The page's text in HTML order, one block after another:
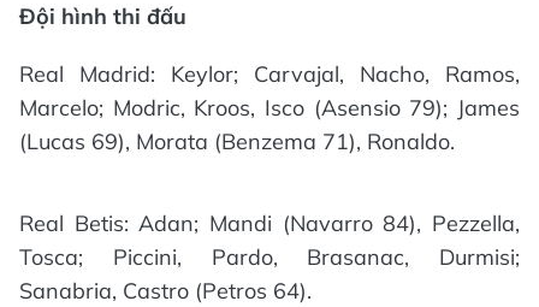
Đội hình thi đấu
Real Madrid: Keylor; Carvajal, Nacho, Ramos,
Marcelo; Modric, Kroos, Isco (Asensio 79); James
(Lucas 69), Morata (Benzema 71), Ronaldo.
Real Betis: Adan; Mandi (Navarro 84), Pezzella,
Tosca; Piccini, Pardo, Brasanac, Durmisi;
Sanabria, Castro (Petros 64).